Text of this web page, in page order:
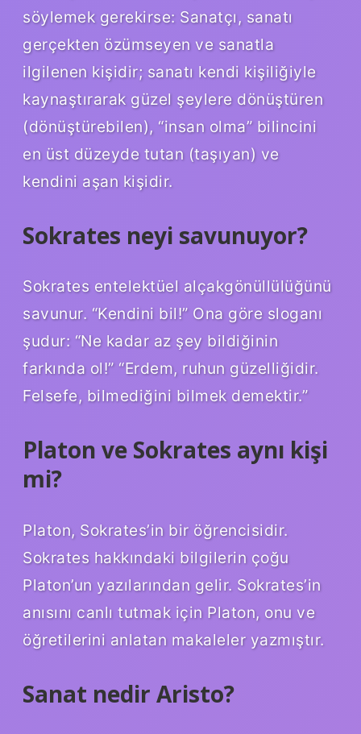
söylemek gerekirse: Sanatçı, sanatı
gerçekten özümseyen ve sanatla
ilgilenen kişidir; sanatı kendi kişiliğiyle
kaynaştırarak güzel şeylere dönüştüren
(dönüştürebilen), “insan olma” bilincini
en üst düzeyde tutan (taşıyan) ve
kendini aşan kişidir.
Sokrates neyi savunuyor?
Sokrates entelektüel alçakgönüllülüğünü
savunur. “Kendini bil!” Ona göre sloganı
şudur: “Ne kadar az şey bildiğinin
farkında ol!” “Erdem, ruhun güzelliğidir.
Felsefe, bilmediğini bilmek demektir.”
Platon ve Sokrates aynı kişi
mi?
Platon, Sokrates’in bir öğrencisidir.
Sokrates hakkındaki bilgilerin çoğu
Platon’un yazılarından gelir. Sokrates’in
anısını canlı tutmak için Platon, onu ve
öğretilerini anlatan makaleler yazmıştır.
Sanat nedir Aristo?